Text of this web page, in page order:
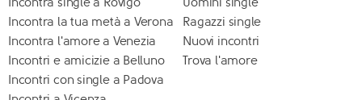
Incontra la tua metà a Verona
Incontra l'amore a Venezia
Incontri e amicizie a Belluno
Incontri con single a Padova
Ragazzi single
Nuovi incontri
Trova l'amore